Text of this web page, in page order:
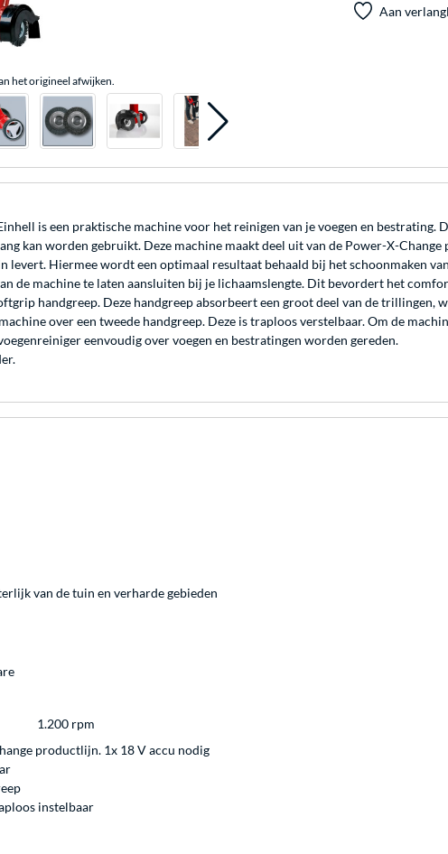
het origineel afwijken.
Aan
is een praktische machine voor het reinigen van je voegen en
kan worden gebruikt. Deze machine maakt deel uit van de Power-X-
Hiermee wordt een optimaal resultaat behaald bij het schoonmaken
de machine te laten aansluiten bij je lichaamslengte. Dit bevordert het
handgreep. Deze handgreep absorbeert een groot deel van de
over een tweede handgreep. Deze is traploos verstelbaar. Om de
eenvoudig over voegen en bestratingen worden gereden.
van de tuin en verharde gebieden
1.200 rpm
productlijn. 1x 18 V accu nodig
instelbaar